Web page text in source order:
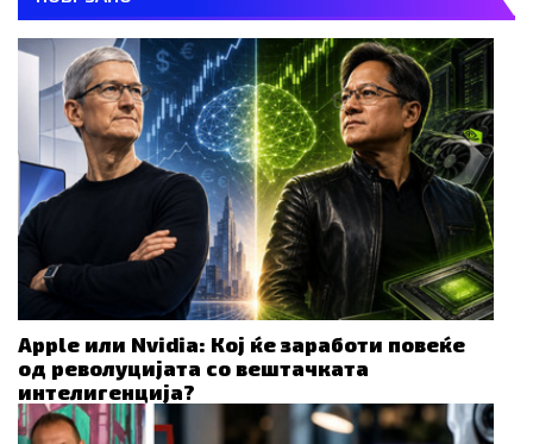
Apple или Nvidia: Кој ќе заработи повеќе
од револуцијата со вештачката
интелигенција?